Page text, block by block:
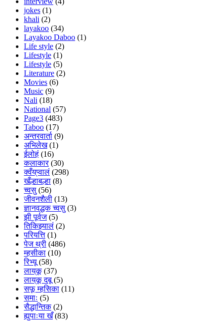
jokes (1)
khali (2)
layakoo (34)
Layakoo Daboo (1)
Life style (2)
Lifestyle (1)
Lifestyle (5)
Literature (2)
Movies (6)
Music (9)
Nali (18)
National (57)
Page3 (483)
Taboo (17)
अन्तरवार्ता (9)
अभिलेख(1)
ईलोहं (16)
कलाकार(30)
क्वँय्‌प्वालं (298)
खँल्हाबल्हा (8)
च्वसु (56)
जीवनशैली (13)
ज्ञानवद्धक च्वसु (3)
झी पूर्वज(5)
तिकिझ्यालं (2)
परियत्ति (1)
पेज थ्री (486)
म्हसीका (10)
रिभ्यू(58)
लाय्‌कू(37)
लाय्‌कू दबू(5)
सफू म्हसिका (11)
समाः (5)
सैद्धान्तिक(2)
ह्युपाःया खँ(83)